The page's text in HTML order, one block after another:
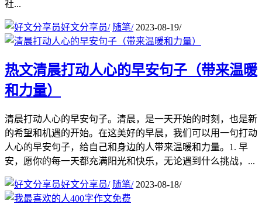
社...
好文分享员/ 随笔/ 2023-08-19/
热文清晨打动人心的早安句子（带来温暖
和力量）
清晨打动人心的早安句子。清晨，是一天开始的时刻，也是新
的希望和机遇的开始。在这美好的早晨，我们可以用一句打动
人心的早安句子，给自己和身边的人带来温暖和力量。1. 早
安，愿你的每一天都充满阳光和快乐，无论遇到什么挑战，...
好文分享员/ 随笔/ 2023-08-18/